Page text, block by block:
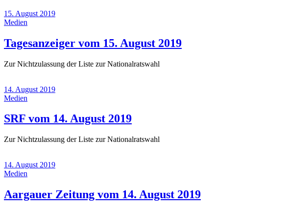
15. August 2019
Medien
Tagesanzeiger vom 15. August 2019(15.
Zur Nichtzulassung der Liste zur Nationalratswahl
14. August 2019
Medien
SRF vom 14. August 2019(14.
2019)
Zur Nichtzulassung der Liste zur Nationalratswahl
14. August 2019
Medien
Aargauer Zeitung vom 14. August 2019(14.